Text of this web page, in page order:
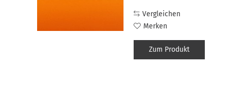
Vergleichen
Merken
Zum Produkt